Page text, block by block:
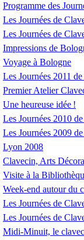
Programme des
Les Journées de
Les Journées de
Impressions de
Voyage à Bologne
Les Journées 2011
Premier Atelier
Une heureuse idée !
Les Journées 2010
Les Journées 2009
Lyon 2008
Clavecin, Arts
Visite à la
Week-end autour du
Les Journées de
Les Journées de
Midi-Minuit, le